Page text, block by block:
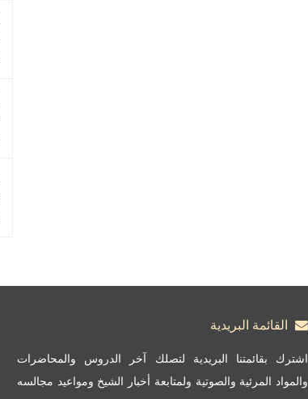
القائمة البريدية
اشترك بقائمتنا البريدية لتصلك آخر الدروس والمحاضرات
والمواد المرئية والصوتية ولمتابعة أخبار الشيخ ومواعيد مجالسه